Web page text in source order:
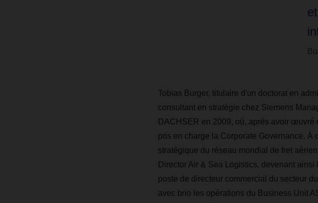
Tobias Burger, titulaire d'un doctorat en
consultant en stratégie chez Siemens
DACHSER en 2009, où, après avoir
pris en charge la Corporate Governance.
stratégique du réseau mondial de fret
Director Air & Sea Logistics, devenant
poste de directeur commercial du secteur
avec brio les opérations du Business Unit